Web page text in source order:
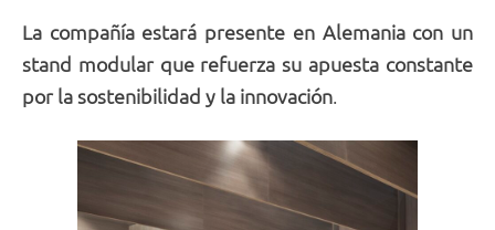
La compañía estará presente en Alemania con un
stand modular que refuerza su apuesta constante
por la sostenibilidad y la innovación.